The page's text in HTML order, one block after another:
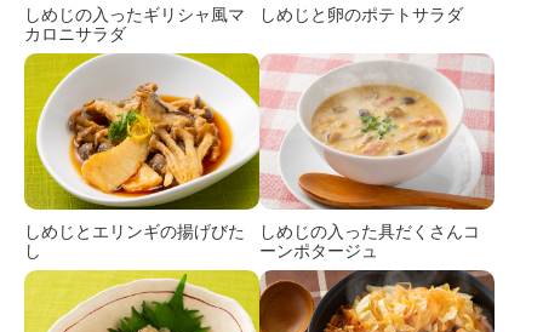
しめじの入ったギリシャ風マ
カロニサラダ
しめじと卵のポテトサラダ
しめじとエリンギの揚げびた
し
しめじの入った具だくさんコ
ーンポタージュ